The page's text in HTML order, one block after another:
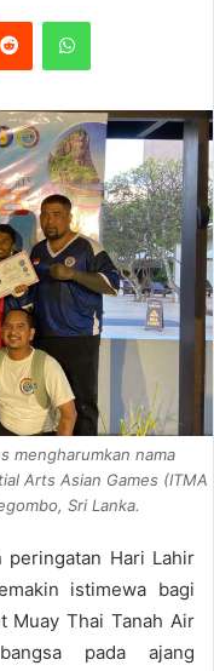
mengharumkan nama
Arts Asian Games (ITMA
Sri Lanka.
peringatan Hari Lahir
istimewa bagi
Muay Thai Tanah Air
pada ajang